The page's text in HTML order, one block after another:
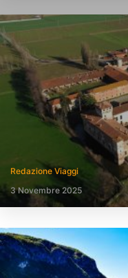
Redazione Viaggi
3 Novembre 2025